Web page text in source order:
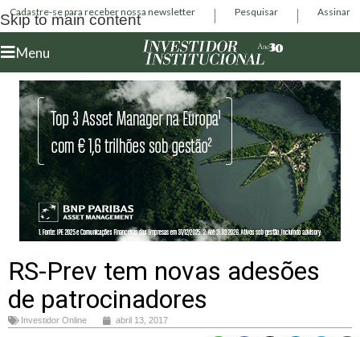
Skip to main content
Cadastre-se para receber nossa newsletter Pesquisar Assinar
Menu
RS-Prev tem novas adesões
de patrocinadores
Investidor Online abril 13, 2017